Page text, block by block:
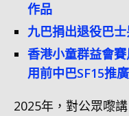
作品
九巴捐出退役巴
香港小童群益會
用前中巴SF15推
2025年，對公眾嚟